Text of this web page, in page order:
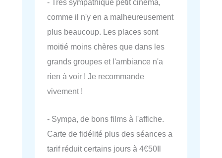
comme il n'y en a malheureusement
plus beaucoup. Les places sont
moitié moins chères que dans les
grands groupes et l'ambiance n'a
rien à voir ! Je recommande
vivement !
- Sympa, de bons films à l'affiche.
Carte de fidélité plus des séances a
tarif réduit certains jours à 4€50Il